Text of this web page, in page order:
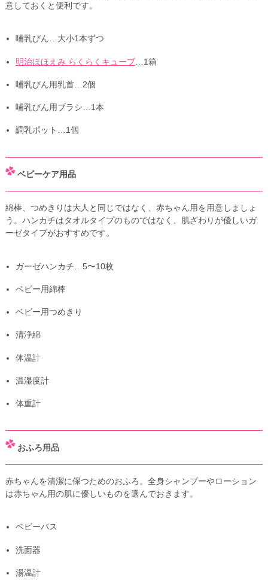
意しておくと便利です。
哺乳びん…大小1本ずつ
明治ほほえみ らくらくキューブ …1箱
哺乳びん用乳首…2個
哺乳びん用ブラシ…1本
調乳ポット…1個
ベビーケア用品
綿棒、つめきりは大人と同じではなく、赤ちゃん用を用意しましょ
う。ハンカチはタオルタイプのものではなく、肌ざわりが優しいガ
ーゼタイプがおすすめです。
ガーゼハンカチ…5〜10枚
ベビー用綿棒
ベビー用つめきり
清浄綿
体温計
温湿度計
体重計
おふろ用品
赤ちゃんを清潔に保つためのおふろ。全身シャンプーやローション
は赤ちゃん用の肌に優しいものを選んでおきます。
ベビーバス
洗面器
湯温計